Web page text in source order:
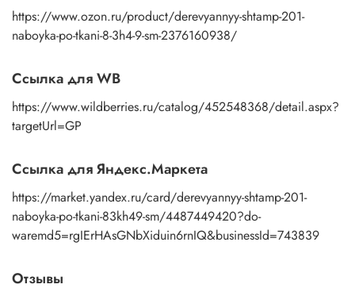
https://www.ozon.ru/product/derevyannyy-shtamp-201-
naboyka-po-tkani-8-3h4-9-sm-2376160938/
Ссылка для WB
https://www.wildberries.ru/catalog/452548368/detail.aspx?
targetUrl=GP
Ссылка для Яндекс.Маркета
https://market.yandex.ru/card/derevyannyy-shtamp-201-
naboyka-po-tkani-83kh49-sm/4487449420?do-
waremd5=rgIErHAsGNbXiduin6rnIQ&businessId=743839
Отзывы